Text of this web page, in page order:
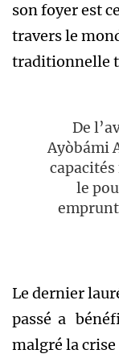
son foyer est
travers le
traditionnelle
De
Ayòbámi
le
Le dernier
passé a
malgré la